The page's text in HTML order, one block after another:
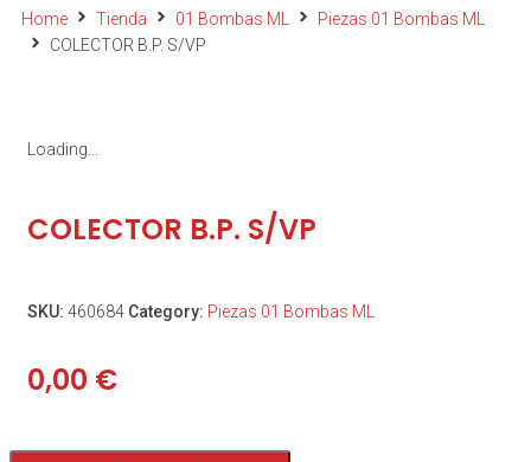
Home Tienda 01 Bombas ML
Piezas 01 Bombas ML
COLECTOR B.P. S/VP
Loading...
COLECTOR B.P. S/VP
SKU: 460684 Category: Piezas 01 Bombas ML
0,00 €